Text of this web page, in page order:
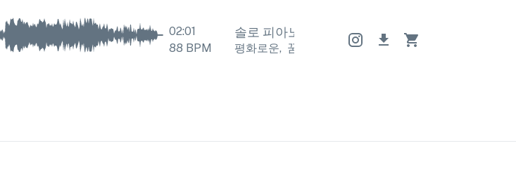
02:01
88 BPM
솔로 피아노 솔로 피아노 솔로 피아노
평화로운, 꿈꾸는 듯한 평화로운 꿈꾸는 듯한